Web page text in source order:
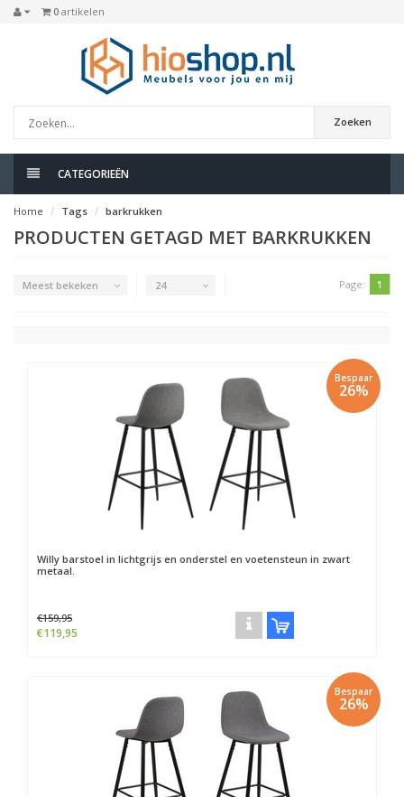
0 artikelen
Zoeken
CATEGORIEËN
Home Tags barkrukken
PRODUCTEN GETAGD MET BARKRUKKEN
Meest bekeken 24 Page: 1
Bespaar
26%
Willy barstoel in lichtgrijs en onderstel en voetensteun in zwart
metaal.
€159,95
€119,95
Bespaar
26%